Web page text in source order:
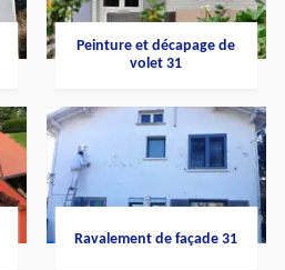
Peinture et décapage de
volet 31
Ravalement de façade 31